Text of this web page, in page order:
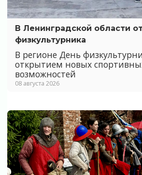
В Ленинградской области
физкультурника
В регионе День
открытием новых
возможностей
08 августа 2026